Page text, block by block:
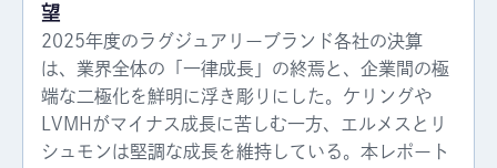
望
2025年度のラグジュアリーブランド各社の決算
は、業界全体の「一律成長」の終焉と、企業間の極
端な二極化を鮮明に浮き彫りにした。ケリングや
LVMHがマイナス成長に苦しむ一方、エルメスとリ
シュモンは堅調な成長を維持している。本レポート